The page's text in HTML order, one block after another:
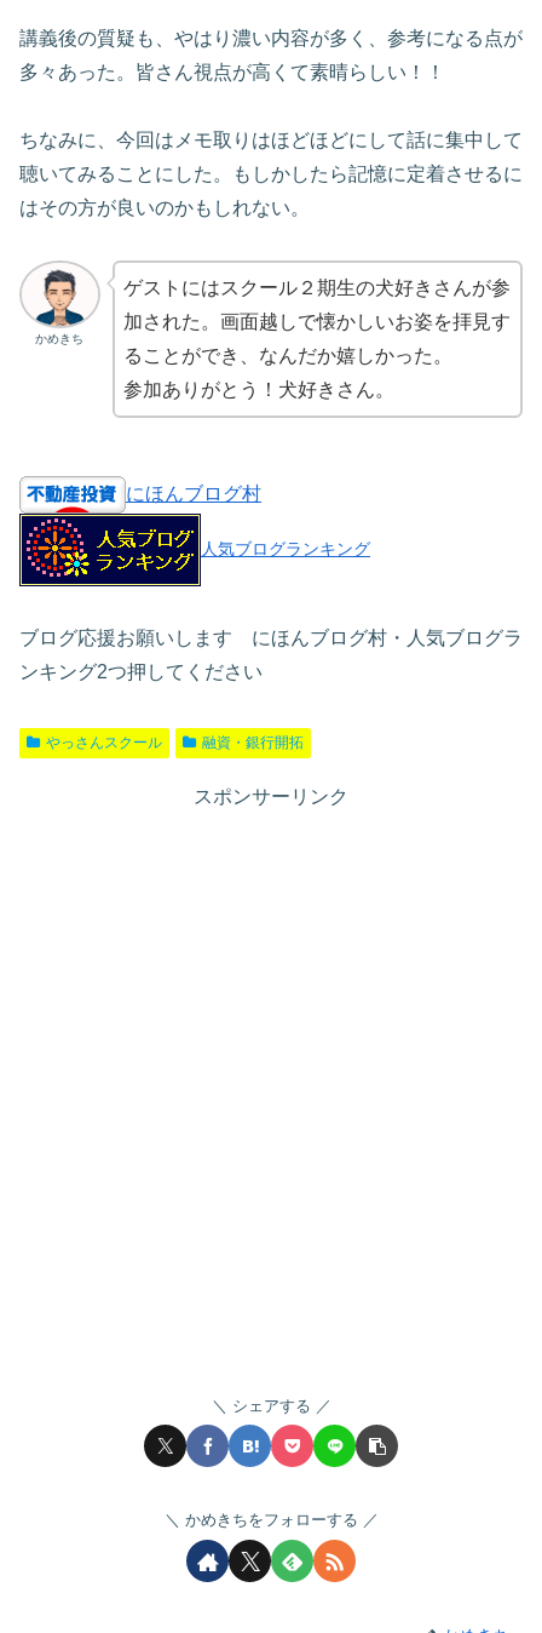
講義後の質疑も、やはり濃い内容が多く、参考になる点が
多々あった。皆さん視点が高くて素晴らしい！！
ちなみに、今回はメモ取りはほどほどにして話に集中して
聴いてみることにした。もしかしたら記憶に定着させるに
はその方が良いのかもしれない。
かめきち
ゲストにはスクール２期生の犬好きさんが参
加された。画面越しで懐かしいお姿を拝見す
ることができ、なんだか嬉しかった。
参加ありがとう！犬好きさん。
にほんブログ村
人気ブログランキング
ブログ応援お願いします にほんブログ村・人気ブログラ
ンキング2つ押してください
やっさんスクール 融資・銀行開拓
スポンサーリンク
シェアする
かめきちをフォローする